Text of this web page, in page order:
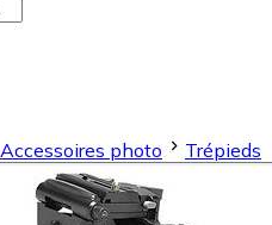
Accessoires photo Trépieds